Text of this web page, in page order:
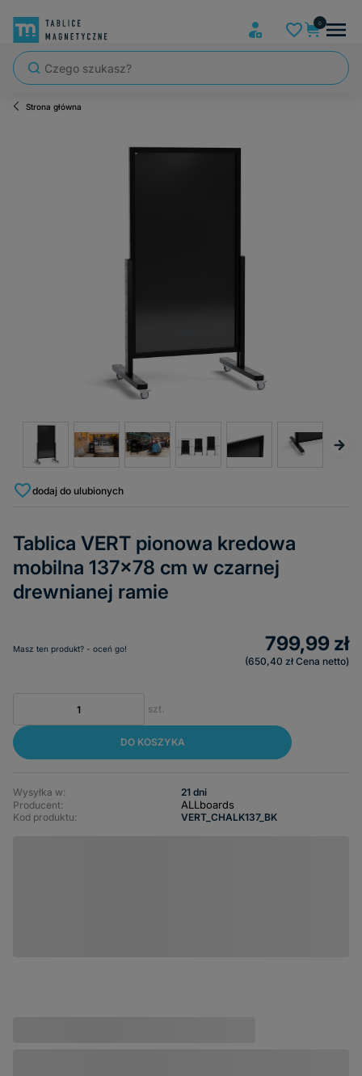
Strona główna
dodaj do ulubionych
Tablica VERT pionowa kredowa
mobilna 137x78 cm w czarnej
drewnianej ramie
Masz ten produkt? - oceń go! 799,99 zł
650,40 zł Cena netto
szt.
DO KOSZYKA
Wysyłka w:
21 dni
Producent:
ALLboards
Kod produktu: VERT_CHALK137_BK